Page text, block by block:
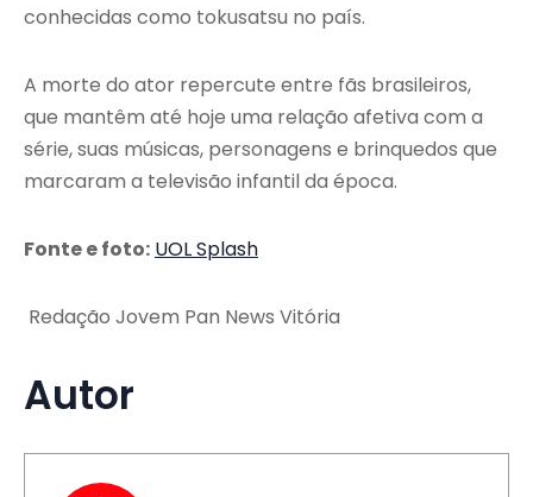
conhecidas como tokusatsu no país.
A morte do ator repercute entre fãs brasileiros,
que mantêm até hoje uma relação afetiva com a
série, suas músicas, personagens e brinquedos que
marcaram a televisão infantil da época.
Fonte e foto: UOL Splash
Redação Jovem Pan News Vitória
Autor